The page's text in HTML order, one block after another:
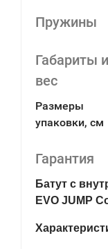
Пружины
Габариты и
вес
Размеры
упаковки, см
Гарантия
Батут с
EVO JUMP